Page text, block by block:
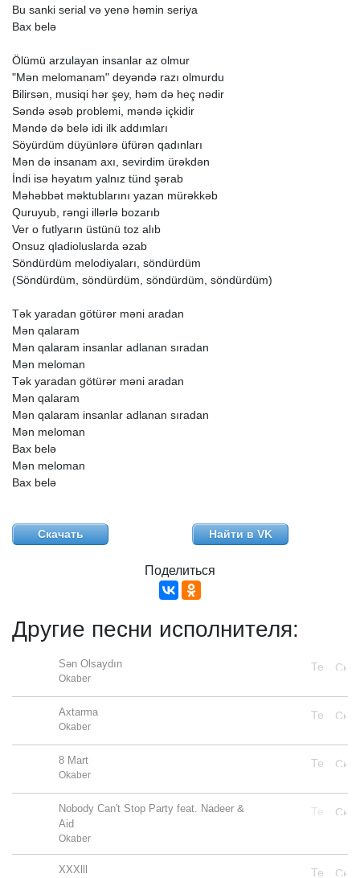
Bu sanki serial və yenə həmin seriya
Bax belə
Ölümü arzulayan insanlar az olmur
"Mən melomanam" deyəndə razı olmurdu
Bilirsən,
musiqi hər şey, həm də heç nədir
Səndə əsəb problemi, məndə içkidir
Məndə də belə idi ilk addımları
Söyürdüm düyünlərə üfürən qadınları
Mən də insanam axı, sevirdim ürəkdən
İndi isə həyatım yalnız tünd şərab
Məhəbbət məktublarını yazan mürəkkəb
Quruyub, rəngi illərlə bozarıb
Ver o futlyarın üstünü toz alıb
Onsuz qladioluslarda əzab
Söndürdüm melodiyaları, söndürdüm
(Söndürdüm, söndürdüm, söndürdüm, söndürdüm)
Tək yaradan götürər məni aradan
Mən qalaram
Mən qalaram insanlar adlanan sıradan
Mən meloman
Tək yaradan götürər məni aradan
Mən qalaram
Mən qalaram insanlar adlanan sıradan
Mən meloman
Bax belə
Mən meloman
Bax belə
Скачать Найти в VK
Поделиться
Другие песни исполнителя:
Sən Olsaydın
Okaber
Axtarma
Okaber
8 Mart
Okaber
Nobody Can't Stop Party feat. Nadeer &
Aid
Okaber
XXXlll